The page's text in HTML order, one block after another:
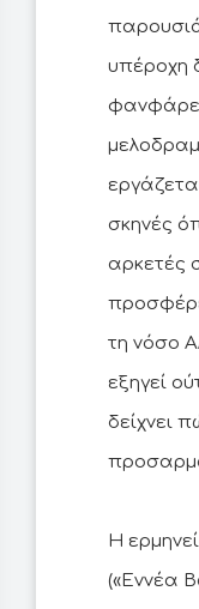
υπέροχη
σκηνές
αρκετές
τη νόσο
εξηγεί
δείχνει
Η
(«Εννέα